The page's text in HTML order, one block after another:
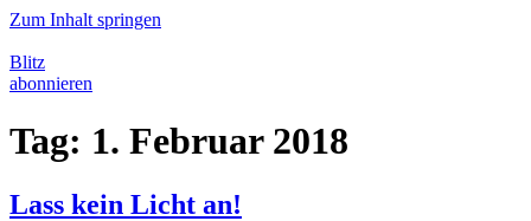
Zum Inhalt springen
Blitz
abonnieren
Tag: 1. Februar 2018
Lass kein Licht an!